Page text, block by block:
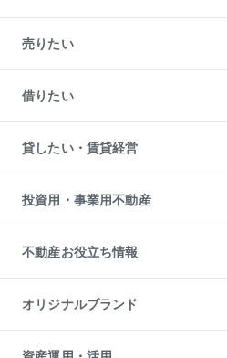
新築・分譲マンションの購入
中古マンションの購入
一戸建ての購入
中古一戸建ての購入
不動産購入の流れ
注目キーワード物件特集
購入ガイド
English 繁体中文簡体中文
売りたい
一戸建ての売却・査定
土地の売却・査定
スピードAI査定
不動産査定について
不動産売却の流れ
不動産買換えの流れ
売却ガイド
借りたい
オフィス・店舗の賃貸
借りるときの流れ
借りるガイド
貸したい・賃貸経営
マンション賃料データ
賃貸管理プラン
リロケーションについて
貸すガイド
投資用・事業用不動産
事業用不動産
マンション投資
投資用マンション
アパート経営
収益物件
ビル購入（ビル一棟）
不動産お役立ち情報
マンションライブラリー
人気マンションランキング
暮らしに役立つ不動産メディア
オリジナルブランド
一棟リノベーションマンション